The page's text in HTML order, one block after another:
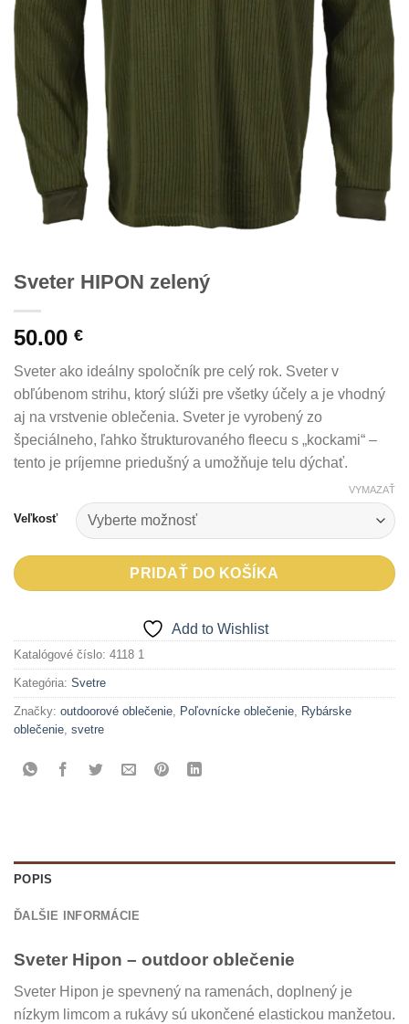
Sveter HIPON zelený
50.00 €
Sveter ako ideálny spoločník pre celý rok. Sveter v
obľúbenom strihu, ktorý slúži pre všetky účely a je vhodný
aj na vrstvenie oblečenia. Sveter je vyrobený zo
špeciálneho, ľahko štrukturovaného fleecu s „kockami“ –
tento je príjemne priedušný a umožňuje telu dýchať.
Veľkosť
VYMAZAŤ
PRIDAŤ DO KOŠÍKA
Add to Wishlist
Katalógové číslo: 4118 1
Kategória: Svetre
Značky: outdoorové oblečenie Poľovnícke oblečenie
Rybárske
oblečenie svetre
POPIS
ĎALŠIE INFORMÁCIE
Sveter Hipon – outdoor oblečenie
Sveter Hipon je spevnený na ramenách, doplnený je
nízkym limcom a rukávy sú ukončené elastickou manžetou.